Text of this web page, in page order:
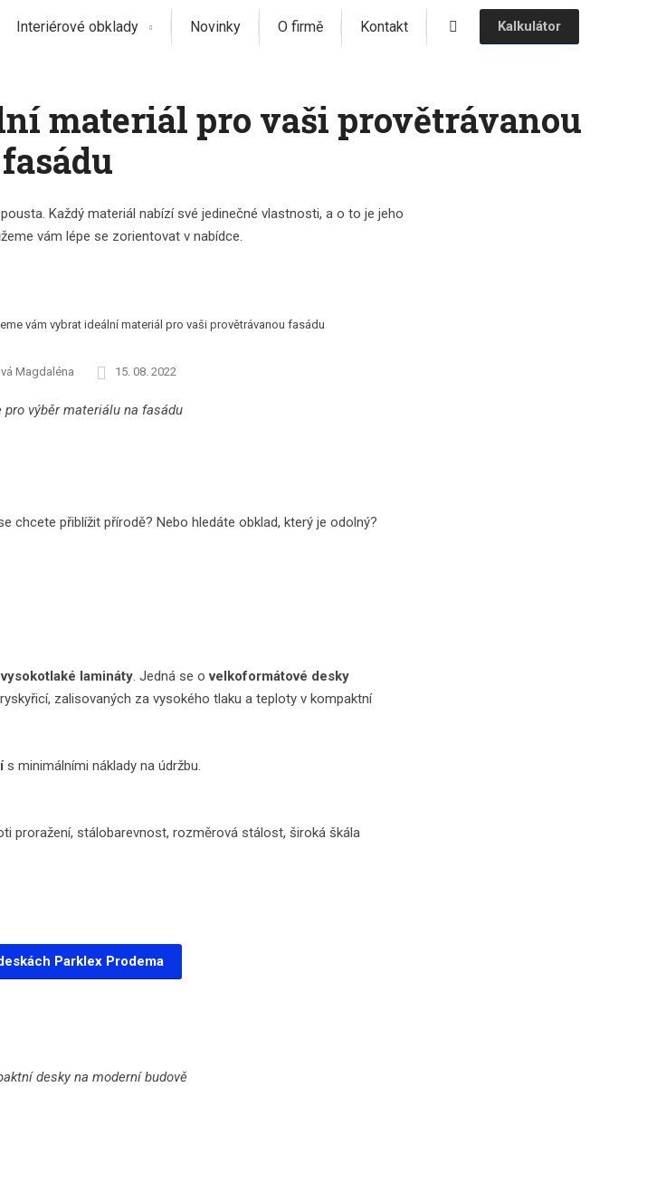
Interiérové obklady Novinky O firmě Kontakt Kalkulátor
materiál pro vaši provětrávanou
fasádu
Každý materiál nabízí své jedinečné vlastnosti, a o to je jeho
vám lépe se zorientovat v nabídce.
vám vybrat ideální materiál pro vaši provětrávanou fasádu
Magdaléna 15. 08. 2022
chcete přiblížit přírodě? Nebo hledáte obklad, který je odolný?
vysokotlaké lamináty. Jedná se ovelkoformátové desky
zalisovaných za vysokého tlaku a teploty v kompaktní
s minimálními náklady na údržbu.
proražení, stálobarevnost, rozměrová stálost, široká škála
Parklex Prodema